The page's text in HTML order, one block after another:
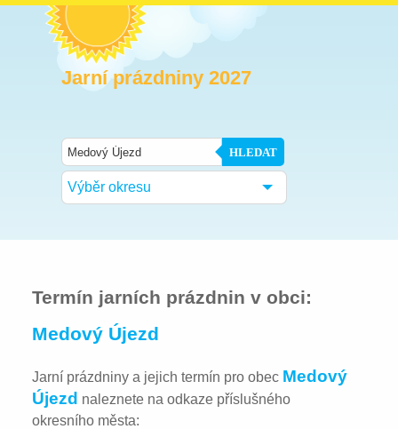
Jarní prázdniny 2027
HLEDAT
Výběr okresu
Termín jarních prázdnin v obci:
Medový Újezd
Jarní prázdniny a jejich termín pro obec Medový
Újezd naleznete na odkaze příslušného
okresního města: